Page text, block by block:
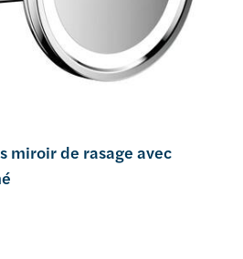
miroir de rasage avec